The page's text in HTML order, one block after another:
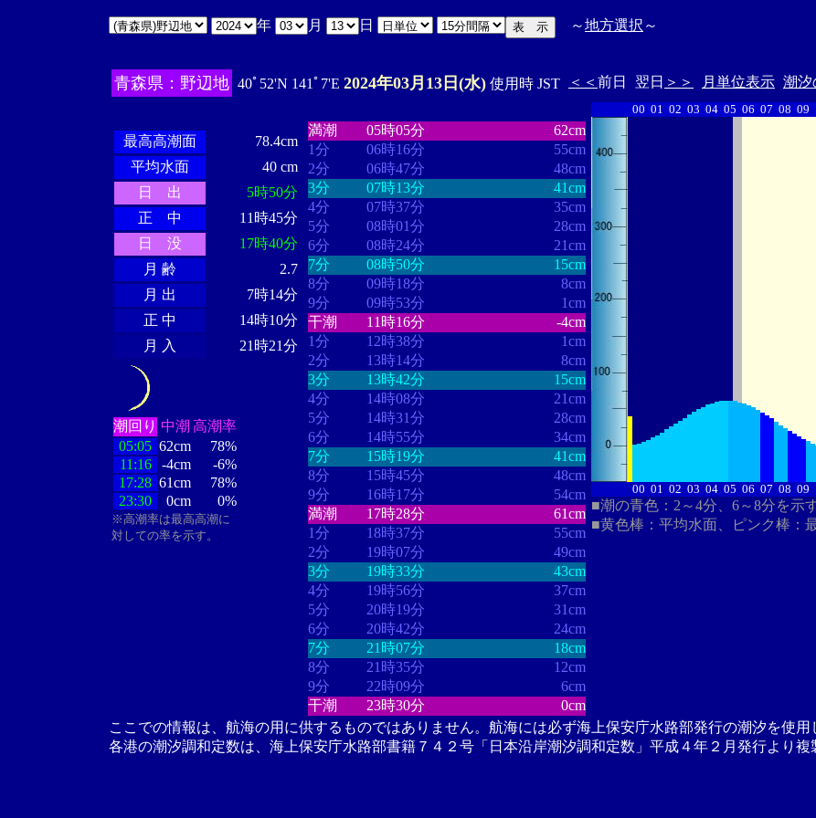
年 月 日 ～地方選択 ～
青森県：野辺地 40ﾟ52'N 141ﾟ7'E 2024年03月13日(水) 使用時 JST ＜＜ 前日 翌日 ＞＞ 月単位表示 潮汐
最高高潮面
78.4cm
平均水面
40 cm
日 出
5時50分
正 中
11時45分
日 没
17時40分
月 齢
2.7
月 出
7時14分
正 中
14時10分
月 入
21時21分
潮回り 中潮 高潮率
05:05 62cm
78%
11:16
-4cm
-6%
17:28 61cm
78%
23:30
0cm 0%
※高潮率は最高高潮に
対しての率を示す。
満潮
05時05分
62cm
1分
06時16分
55cm
2分
06時47分
48cm
3分
07時13分
41cm
4分
07時37分
35cm
5分
08時01分
28cm
6分
08時24分
21cm
7分
08時50分
15cm
8分
09時18分
8cm
9分
09時53分
1cm
干潮
11時16分
-4cm
1分
12時38分
1cm
2分
13時14分
8cm
3分
13時42分
15cm
4分
14時08分
21cm
5分
14時31分
28cm
6分
14時55分
34cm
7分
15時19分
41cm
8分
15時45分
48cm
9分
16時17分
54cm
満潮
17時28分
61cm
1分
18時37分
55cm
2分
19時07分
49cm
3分
19時33分
43cm
4分
19時56分
37cm
5分
20時19分
31cm
6分
20時42分
24cm
7分
21時07分
18cm
8分
21時35分
12cm
9分
22時09分
6cm
干潮
23時30分 0cm
00 01 02 03 04 05 06 07 08 09
00 01 02 03 04 05 06 07 08 09
■潮の青色：2～4分、6～8分を示す
■黄色棒：平均水面、ピンク棒：
ここでの情報は、航海の用に供するものではありません。航海には必ず海上保安庁水路部発行の潮汐を使用
各港の潮汐調和定数は、海上保安庁水路部書籍７４２号「日本沿岸潮汐調和定数」平成４年２月発行より複